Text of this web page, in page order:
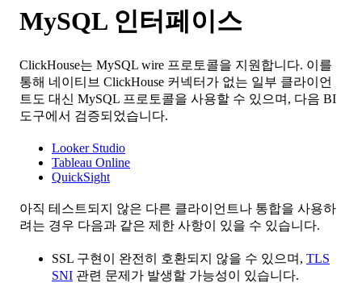
MySQL 인터페이스
ClickHouse는 MySQL wire 프로토콜을 지원합니다. 이를
통해 네이티브 ClickHouse 커넥터가 없는 일부 클라이언
트도 대신 MySQL 프로토콜을 사용할 수 있으며, 다음 BI
도구에서 검증되었습니다.
Looker Studio
Tableau Online
QuickSight
아직 테스트되지 않은 다른 클라이언트나 통합을 사용하
려는 경우 다음과 같은 제한 사항이 있을 수 있습니다.
SSL 구현이 완전히 호환되지 않을 수 있으며, TLS
SNI 관련 문제가 발생할 가능성이 있습니다.